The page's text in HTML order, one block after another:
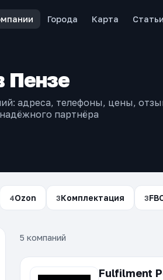
Города Карта Статьи
Пензе
адреса, телефоны, цены,
партнёра
4Ozon 3Комплектация 3
5 компаний
Fulfilment